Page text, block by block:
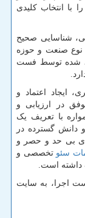
با انتخاب کلیدی
شناسایی صحیح
نوع صنعت و حوزه
شده توسط فست
ایجاد اعتماد و
در ارزیابی و
با تعریف یک
دانش گسترده در
بی حد و حصر و
سئو تخصصی و
داشته است.
اجرا، به سایت